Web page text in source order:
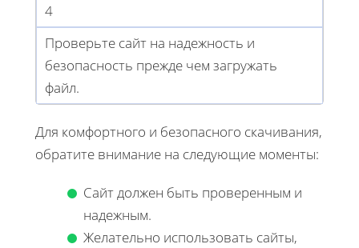
4
Проверьте сайт на надежность и
безопасность прежде чем загружать
файл.
Для комфортного и безопасного скачивания,
обратите внимание на следующие моменты:
Сайт должен быть проверенным и
надежным.
Желательно использовать сайты,